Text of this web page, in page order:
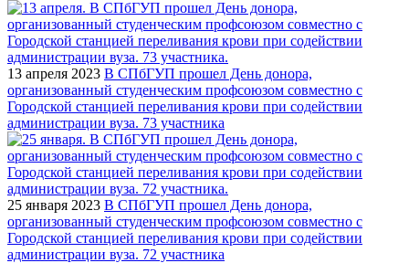
13 апреля 2023 В СПбГУП прошел День донора,
организованный студенческим профсоюзом совместно с
Городской станцией переливания крови при содействии
администрации вуза. 73 участника
25 января 2023 В СПбГУП прошел День донора,
организованный студенческим профсоюзом совместно с
Городской станцией переливания крови при содействии
администрации вуза. 72 участника